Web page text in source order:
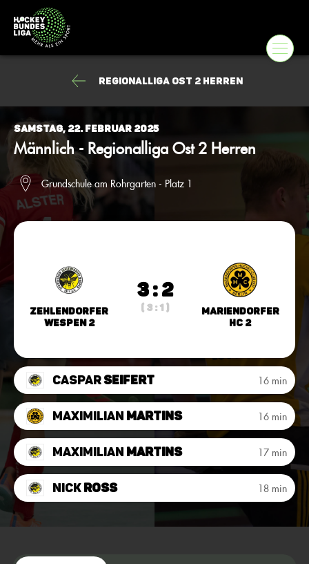
Regionalliga Ost 2 Herren
Samstag, 22. Februar 2025
Männlich - Regionalliga Ost 2 Herren
Grundschule am Rohrgarten - Platz 1
Zehlendorfer
Wespen 2
3 : 2
( 3 : 1 )
Mariendorfer
HC 2
CasparSeifert 16 min
Maximilian Martins 16 min
Maximilian Martins 17 min
NickRoss 18 min